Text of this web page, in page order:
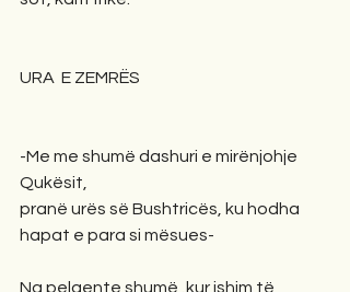
URA  E ZEMRËS
-Me me shumë dashuri e mirënjohje
Qukësit,
pranë urës së Bushtricës, ku hodha
hapat e para si mësues-
Na pelqente shumë ,kur ishim të